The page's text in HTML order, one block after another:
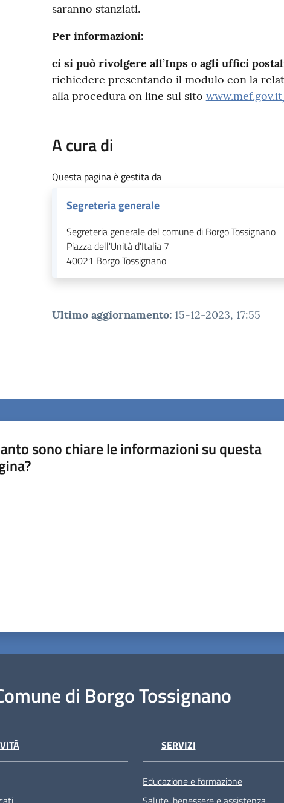
saranno stanziati.
Per informazioni:
ci si può rivolgere all’Inps o agli uffici
richiedere presentando il modulo con la
alla procedura on line sul sito
A cura di
Questa pagina è gestita da
Segreteria generale
Segreteria generale del comune di Borgo Tossignano
Piazza dell'Unità d'Italia 7
40021 Borgo Tossignano
Ultimo aggiornamento: 15-12-2023, 17:55
sono chiare le informazioni su questa
di Borgo Tossignano
SERVIZI
Educazione e formazione